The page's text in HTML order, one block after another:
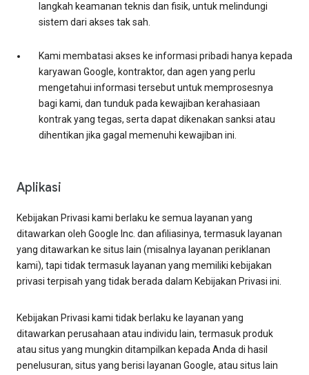
langkah keamanan teknis dan fisik, untuk melindungi
sistem dari akses tak sah.
Kami membatasi akses ke informasi pribadi hanya kepada
karyawan Google, kontraktor, dan agen yang perlu
mengetahui informasi tersebut untuk memprosesnya
bagi kami, dan tunduk pada kewajiban kerahasiaan
kontrak yang tegas, serta dapat dikenakan sanksi atau
dihentikan jika gagal memenuhi kewajiban ini.
Aplikasi
Kebijakan Privasi kami berlaku ke semua layanan yang
ditawarkan oleh Google Inc. dan afiliasinya, termasuk layanan
yang ditawarkan ke situs lain (misalnya layanan periklanan
kami), tapi tidak termasuk layanan yang memiliki kebijakan
privasi terpisah yang tidak berada dalam Kebijakan Privasi ini.
Kebijakan Privasi kami tidak berlaku ke layanan yang
ditawarkan perusahaan atau individu lain, termasuk produk
atau situs yang mungkin ditampilkan kepada Anda di hasil
penelusuran, situs yang berisi layanan Google, atau situs lain